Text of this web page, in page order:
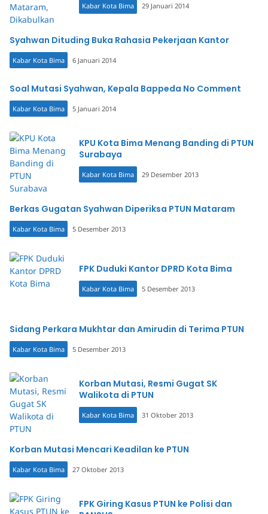
Kabar Kota Bima 29 Januari 2014
Syahwan Dituding Buka Rahasia Pekerjaan Kantor
Kabar Kota Bima 6 Januari 2014
Soal Mutasi Syahwan, Kepala Bappeda No Comment
Kabar Kota Bima 5 Januari 2014
KPU Kota Bima Menang Banding di PTUN
Surabaya
Kabar Kota Bima 29 Desember 2013
Berkas Gugatan Syahwan Diperiksa PTUN Mataram
Kabar Kota Bima 5 Desember 2013
FPK Duduki Kantor DPRD Kota Bima
Kabar Kota Bima 5 Desember 2013
Sidang Perkara Mukhtar dan Amirudin di Terima PTUN
Kabar Kota Bima 5 Desember 2013
Korban Mutasi, Resmi Gugat SK
Walikota di PTUN
Kabar Kota Bima 31 Oktober 2013
Korban Mutasi Mencari Keadilan ke PTUN
Kabar Kota Bima 27 Oktober 2013
FPK Giring Kasus PTUN ke Polisi dan